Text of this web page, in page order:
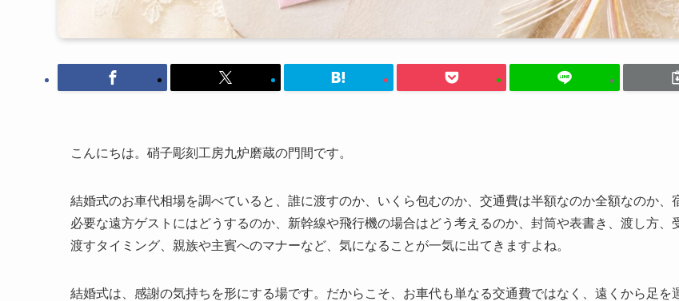
こんにちは。硝子彫刻工房九炉磨蔵の門間です。
結婚式のお車代相場を調べていると、誰に渡すのか、いくら包むのか、交通費は半額なのか全額なのか、
必要な遠方ゲストにはどうするのか、新幹線や飛行機の場合はどう考えるのか、封筒や表書き、渡し方、
渡すタイミング、親族や主賓へのマナーなど、気になることが一気に出てきますよね。
結婚式は、感謝の気持ちを形にする場です。だからこそ、お車代も単なる交通費ではなく、遠くから足を